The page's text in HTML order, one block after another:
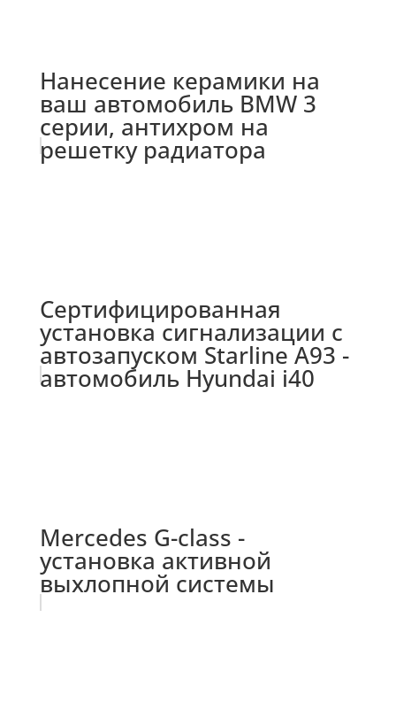
Нанесение керамики на
ваш автомобиль BMW 3
серии, антихром на
решетку радиатора
Сертифицированная
установка сигнализации с
автозапуском Starline A93 -
автомобиль Hyundai i40
Mercedes G-class -
установка активной
выхлопной системы